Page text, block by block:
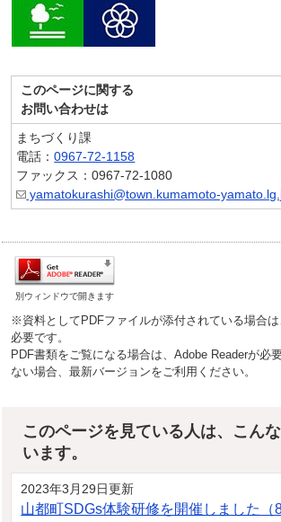
このページに関する
お問い合わせは
まちづくり課
電話：0967-72-1158
ファックス：0967-72-1080
yamatokurashi@town.kumamoto-
別ウィンドウで開きます
※資料としてPDFファイルが添付されている場合
必要です。
PDF書類をご覧になる場合は、Adobe Readerが必
ない場合、最新バージョンをご利用ください。
このページを見ている人は、こん
います。
2023年3月29日更新
山都町SDGs体験研修を開催しました（